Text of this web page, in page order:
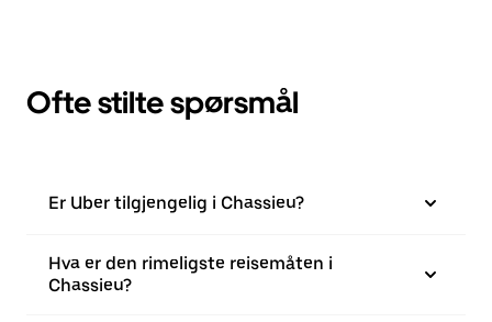
Ofte stilte spørsmål
Er Uber tilgjengelig i Chassieu?
Hva er den rimeligste reisemåten i
Chassieu?